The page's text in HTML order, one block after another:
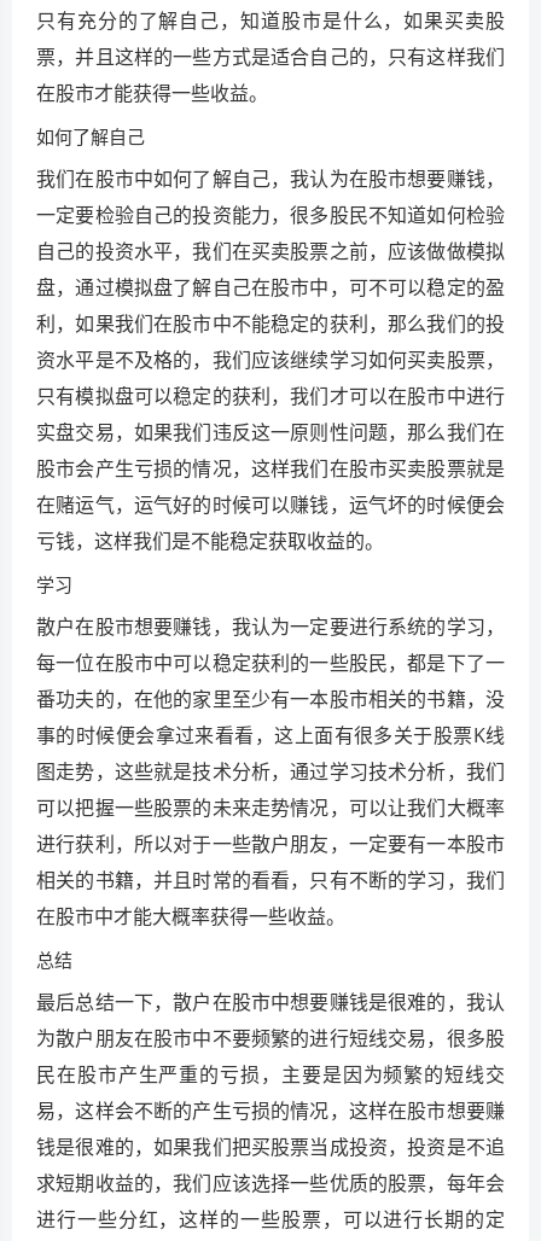
只有充分的了解自己，知道股市是什么，如果买卖股
票，并且这样的一些方式是适合自己的，只有这样我们
在股市才能获得一些收益。
如何了解自己
我们在股市中如何了解自己，我认为在股市想要赚钱，
一定要检验自己的投资能力，很多股民不知道如何检验
自己的投资水平，我们在买卖股票之前，应该做做模拟
盘，通过模拟盘了解自己在股市中，可不可以稳定的盈
利，如果我们在股市中不能稳定的获利，那么我们的投
资水平是不及格的，我们应该继续学习如何买卖股票，
只有模拟盘可以稳定的获利，我们才可以在股市中进行
实盘交易，如果我们违反这一原则性问题，那么我们在
股市会产生亏损的情况，这样我们在股市买卖股票就是
在赌运气，运气好的时候可以赚钱，运气坏的时候便会
亏钱，这样我们是不能稳定获取收益的。
学习
散户在股市想要赚钱，我认为一定要进行系统的学习，
每一位在股市中可以稳定获利的一些股民，都是下了一
番功夫的，在他的家里至少有一本股市相关的书籍，没
事的时候便会拿过来看看，这上面有很多关于股票K线
图走势，这些就是技术分析，通过学习技术分析，我们
可以把握一些股票的未来走势情况，可以让我们大概率
进行获利，所以对于一些散户朋友，一定要有一本股市
相关的书籍，并且时常的看看，只有不断的学习，我们
在股市中才能大概率获得一些收益。
总结
最后总结一下，散户在股市中想要赚钱是很难的，我认
为散户朋友在股市中不要频繁的进行短线交易，很多股
民在股市产生严重的亏损，主要是因为频繁的短线交
易，这样会不断的产生亏损的情况，这样在股市想要赚
钱是很难的，如果我们把买股票当成投资，投资是不追
求短期收益的，我们应该选择一些优质的股票，每年会
进行一些分红，这样的一些股票，可以进行长期的定